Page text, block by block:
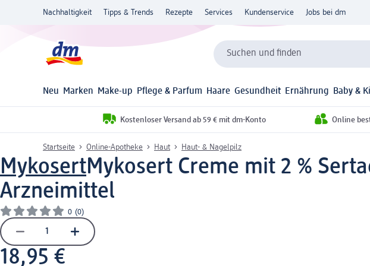
Nachhaltigkeit Tipps & Trends Rezepte Services Kundenservice Jobs bei dm
Suchen und finden
Neu Marken Make-up Pflege & Parfum Haare Gesundheit Ernährung Baby &
Kostenloser Versand ab 59 € mit dm-Konto Online
Startseite Online-Apotheke Haut Haut- & Nagelpilz
MykosertMykosert Creme mit 2 %
Arzneimittel
0 (0)
18,95 €